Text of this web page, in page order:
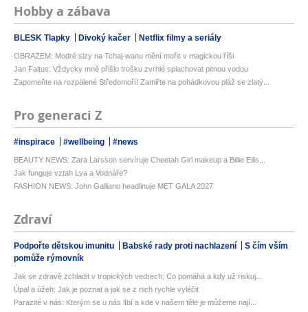
Hobby a zábava
BLESK Tlapky Divoký kačer Netflix filmy a seriály
OBRAZEM: Modré slzy na Tchaj-wanu mění moře v magickou říši
Jan Faltus: Vždycky mně přišlo trošku zvrhlé splachovat pitnou vodou
Zapomeňte na rozpálené Středomoří! Zamiřte na pohádkovou pláž se zlatý...
Pro generaci Z
#inspirace #wellbeing #news
BEAUTY NEWS: Zara Larsson servíruje Cheetah Girl makeup a Billie Eilis...
Jak funguje vztah Lva a Vodnáře?
FASHION NEWS: John Galliano headlinuje MET GALA 2027
Zdraví
Podpořte dětskou imunitu Babské rady proti nachlazení
S čím vším
pomůže rýmovník
Jak se zdravě zchladit v tropických vedrech: Co pomáhá a kdy už riskuj...
Úpal a úžeh: Jak je poznat a jak se z nich rychle vyléčit
Parazité v nás: Kterým se u nás líbí a kde v našem těle je můžeme nají...